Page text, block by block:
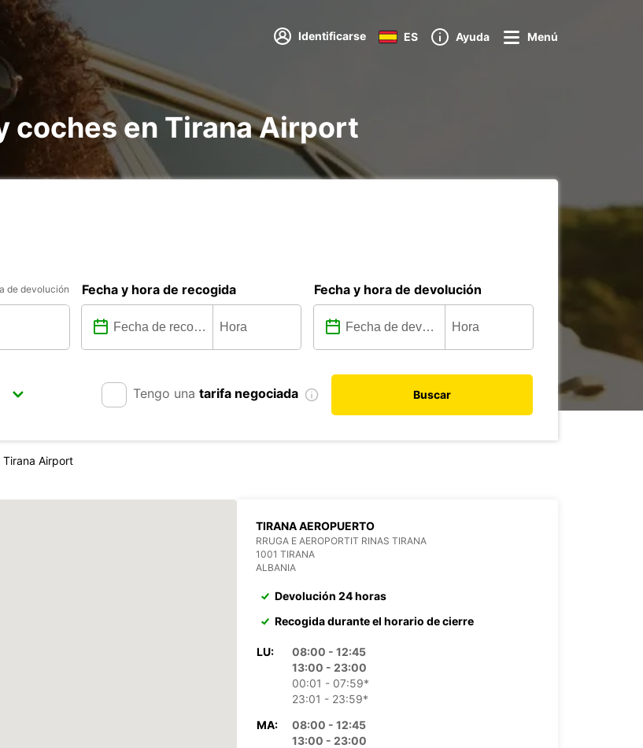
Identificarse ES Ayuda Menú
coches en Tirana Airport
de devolución Fecha y hora de recogida Fecha y hora de devolución
Tengo una tarifa negociada Buscar
Tirana Airport
TIRANA AEROPUERTO
RRUGA E AEROPORTIT RINAS TIRANA
1001 TIRANA
ALBANIA
Devolución 24 horas
Recogida durante el horario de cierre
LU:
08:00 - 12:45
13:00 - 23:00
00:01 - 07:59*
23:01 - 23:59*
MA:
08:00 - 12:45
13:00 - 23:00